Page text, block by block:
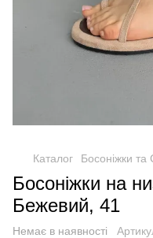
Каталог Босоніжки
Босоніжки на
Бежевий, 41
Немає в наявності